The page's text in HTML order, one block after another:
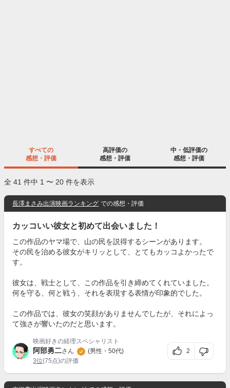
すべての
感想・評価
高評価の
感想・評価
中・低評価の
感想・評価
全 41 件中 1 〜 20 件を表示
長澤まさみ出演映画ランキング での感想・評価
カッコいい彼女と初めて出会いました！
この作品のヤマ場で、山の民を説得するシーンがあります。
その民を治める彼女がキリッとして、とてもカッコよかったで
す。
彼女は、戦士として、この作品を引き締めてくれていました。
何を守る、何と戦う、それを表現する表情が印象的でした。
この作品では、彼女の笑顔がありませんでしたが、それによっ
て強さが響いたのだと思います。
映画好きの経理スペシャリスト
阿部勇二さん
(男性・50代)
3位(75点)の評価
2